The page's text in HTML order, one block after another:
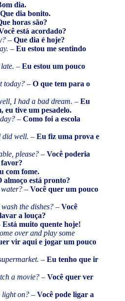
dia.
Que dia bonito.
horas são?
está acordado?
– Que dia é hoje?
– Eu estou me sentindo
– Eu estou um pouco
today? – O que tem para o
I had a bad dream. – Eu
eu tive um pesadelo.
– Como foi a escola
did well. – Eu fiz uma prova e
please? – Você poderia
com fome.
almoço está pronto?
– Você quer um pouco
the dishes? – Você
a louça?
Está muito quente hoje!
over and play some
vir aqui e jogar um pouco
– Eu tenho que ir
a movie? – Você quer ver
light on? – Você pode ligar a